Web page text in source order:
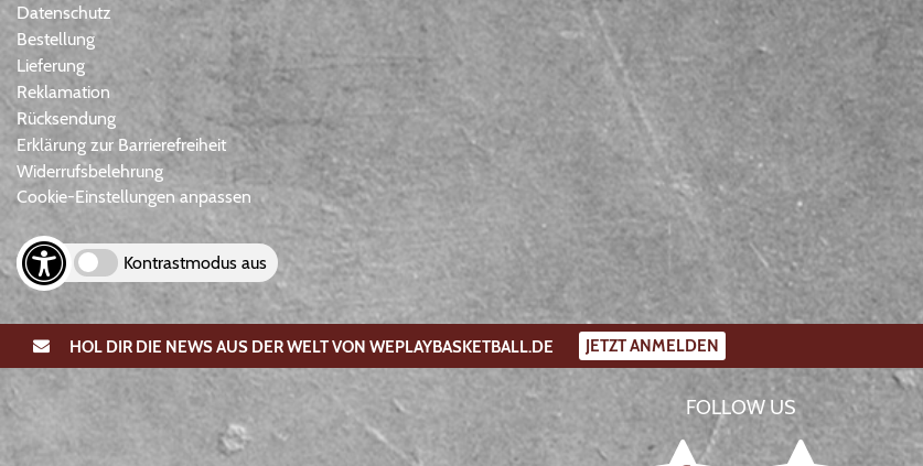
Datenschutz
Bestellung
Lieferung
Reklamation
Rücksendung
Erklärung zur Barrierefreiheit
Widerrufsbelehrung
Cookie-Einstellungen anpassen
Kontrastmodus aus
HOL DIR DIE NEWS AUS DER WELT VON WEPLAYBASKETBALL.DE JETZT ANMELDEN
FOLLOW US